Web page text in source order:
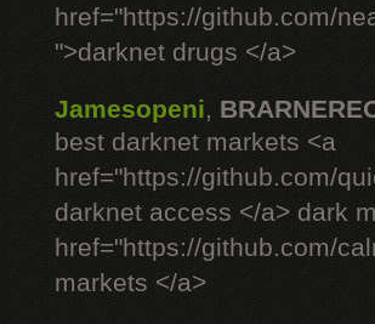
href="https://github.com/
">darknet drugs </a>
Jamesopeni,
best darknet markets <a
href="https://github.com/
darknet access </a> dark
href="https://github.com/
markets </a>